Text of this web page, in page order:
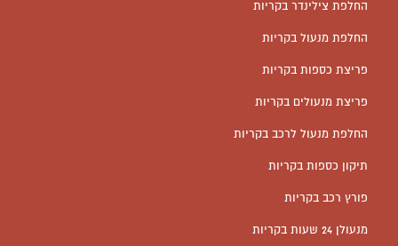
החלפת צילינדר בקריות
החלפת מנעול בקריות
פריצת כספות בקריות
פריצת מנעולים בקריות
החלפת מנעול לרכב בקריות
תיקון כספות בקריות
פורץ רכב בקריות
מנעולן 24 שעות בקריות